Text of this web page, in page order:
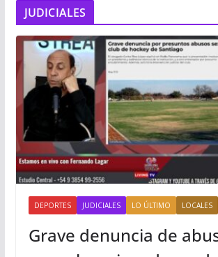
JUDICIALES
DEPORTES JUDICIALES LO ÚLTIMO LOCALES
Grave denuncia de